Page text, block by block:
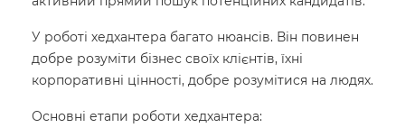
У роботі хедхантера багато нюансів. Він повинен
добре розуміти бізнес своїх клієнтів, їхні
корпоративні цінності, добре розумітися на людях.
Основні етапи роботи хедхантера: